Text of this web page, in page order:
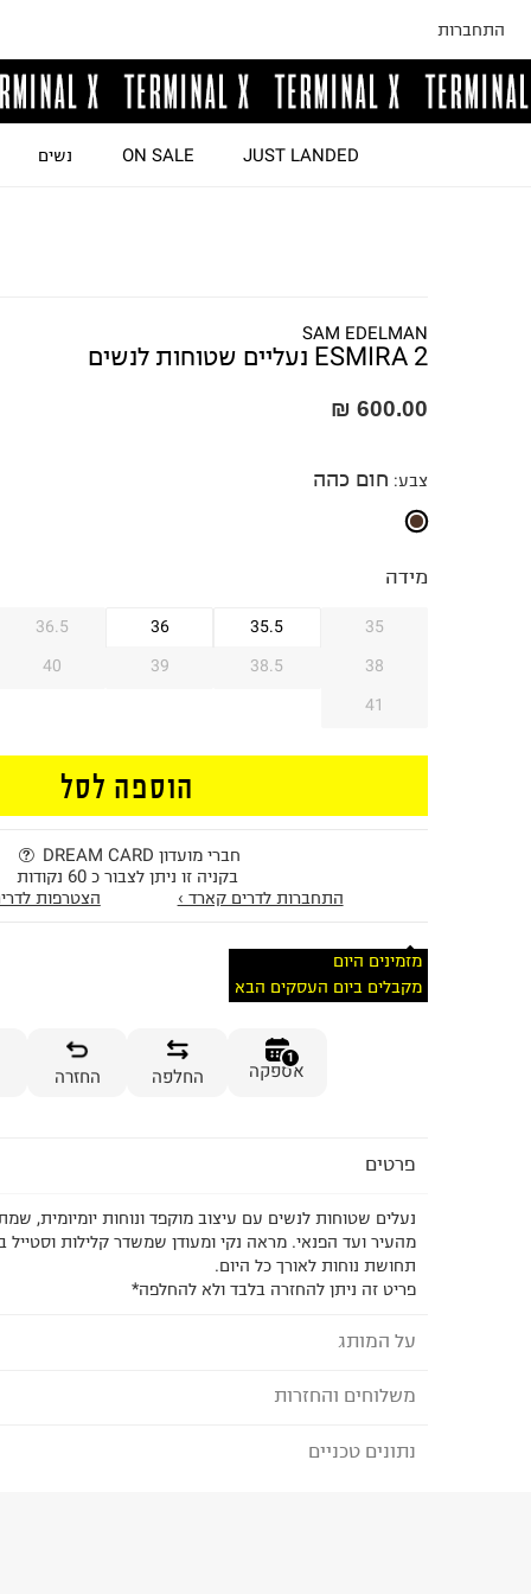
התחברות
JUST LANDED
ON SALE נשים
SAM EDELMAN
ESMIRA 2 נעליים שטוחות לנשים
600.00 ₪
צבע: חום כהה
מידה
35
35.5
36
36.5
38
38.5
39
40
41
הוספה לסל
חברי מועדון DREAM CARD
בקניה זו ניתן לצבור כ 60 נקודות
התחברות לדרים קארד ›
הצטרפות
מזמינים היום
מקבלים ביום העסקים הבא
1
אספקה החלפה החזרה
פרטים
נעלים שטוחות לנשים עם עיצוב מוקפד ונוחות יומיומית,
מהעיר ועד הפנאי. מראה נקי ומעודן שמשדר קלילות
תחושת נוחות לאורך כל היום.
פריט זה ניתן להחזרה בלבד ולא להחלפה*
על המותג
סם אדלמן- SAM EDELMAN
משלוחים והחזרות
לבחירת בשיטת המשלוח המתאימה לכם,
נתונים טכניים